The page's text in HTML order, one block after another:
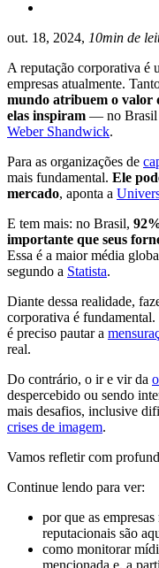
out. 18, 2024, 10min de
A reputação corporativa é
empresas atualmente.
mundo atribuem o valor
elas inspiram — no Brasil
Weber Shandwick.
Para as organizações de
mais fundamental. Ele
mercado, aponta a
E tem mais: no Brasil,
importante que seus
Essa é a maior média
segundo a Statista.
Diante dessa realidade,
corporativa é
é preciso pautar a
real.
Do contrário, o ir e vir da
despercebido ou sendo
mais desafios, inclusive
crises de imagem.
Vamos refletir com
Continue lendo para ver:
por que as
reputacionais são
como monitorar
mencionada e, a